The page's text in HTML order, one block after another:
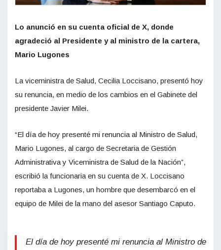
Lo anunció en su cuenta oficial de X, donde
agradeció al Presidente y al ministro de la cartera,
Mario Lugones
La viceministra de Salud, Cecilia Loccisano, presentó hoy
su renuncia, en medio de los cambios en el Gabinete del
presidente Javier Milei.
“El día de hoy presenté mi renuncia al Ministro de Salud,
Mario Lugones, al cargo de Secretaria de Gestión
Administrativa y Viceministra de Salud de la Nación”,
escribió la funcionaria en su cuenta de X. Loccisano
reportaba a Lugones, un hombre que desembarcó en el
equipo de Milei de la mano del asesor Santiago Caputo.
El día de hoy presenté mi renuncia al Ministro de